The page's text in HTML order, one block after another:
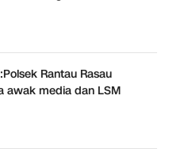
Rantau Rasau
awak media dan LSM